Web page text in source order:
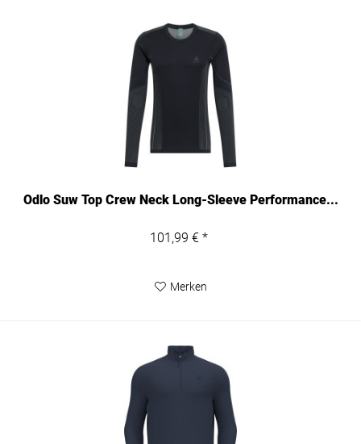
Odlo Suw Top Crew Neck Long-Sleeve Performance...
101,99 € *
Merken